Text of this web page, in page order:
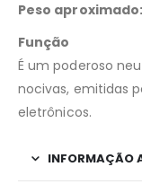
Peso
Função
É um poderoso
nocivas, emitidas
eletrônicos.
INFORMAÇÃO